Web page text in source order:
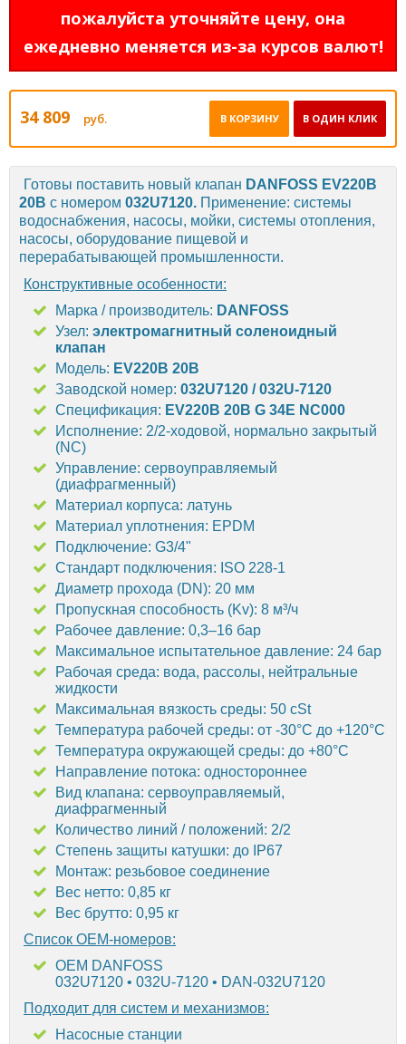
пожалуйста уточняйте цену, она
ежедневно меняется из-за курсов валют!
34 809 руб. В ОДИН КЛИК
В КОРЗИНУ
Готовы поставить новый клапан DANFOSS EV220B
20B с номером 032U7120. Применение: системы
водоснабжения, насосы, мойки, системы отопления,
насосы, оборудование пищевой и
перерабатывающей промышленности.
Конструктивные особенности:
Марка / производитель: DANFOSS
Узел: электромагнитный соленоидный
клапан
Модель: EV220B 20B
Заводской номер: 032U7120 / 032U-7120
Спецификация: EV220B 20B G 34E NC000
Исполнение: 2/2-ходовой, нормально закрытый
(NC)
Управление: сервоуправляемый
(диафрагменный)
Материал корпуса: латунь
Материал уплотнения: EPDM
Подключение: G3/4"
Стандарт подключения: ISO 228-1
Диаметр прохода (DN): 20 мм
Пропускная способность (Kv): 8 м³/ч
Рабочее давление: 0,3–16 бар
Максимальное испытательное давление: 24 бар
Рабочая среда: вода, рассолы, нейтральные
жидкости
Максимальная вязкость среды: 50 cSt
Температура рабочей среды: от -30°C до +120°C
Температура окружающей среды: до +80°C
Направление потока: одностороннее
Вид клапана: сервоуправляемый,
диафрагменный
Количество линий / положений: 2/2
Степень защиты катушки: до IP67
Монтаж: резьбовое соединение
Вес нетто: 0,85 кг
Вес брутто: 0,95 кг
Список OEM-номеров:
OEM DANFOSS
032U7120 • 032U-7120 • DAN-032U7120
Подходит для систем и механизмов:
Насосные станции